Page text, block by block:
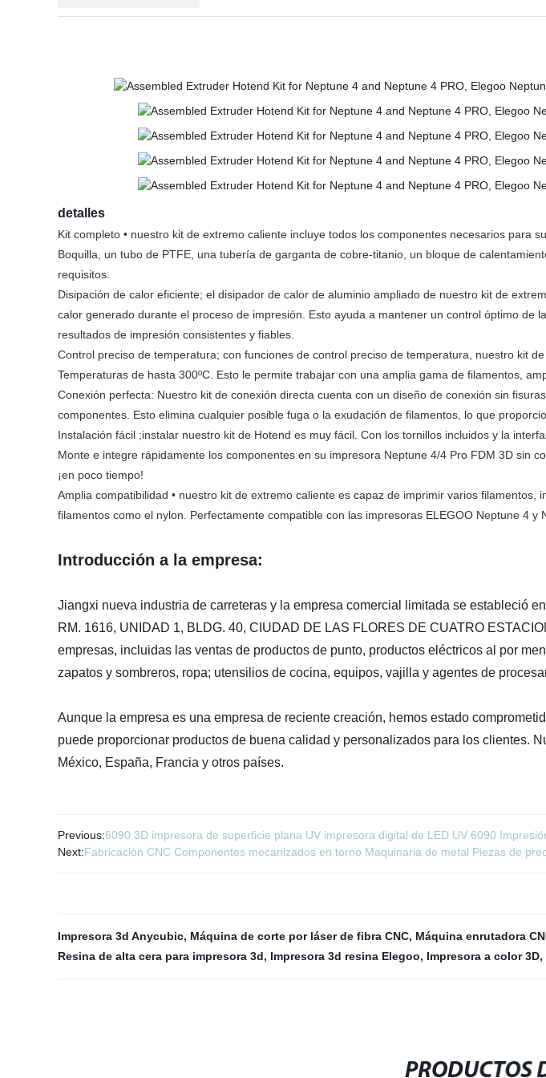
detalles
Kit completo • nuestro kit de extremo caliente incluye todos los componentes necesarios para
Boquilla, un tubo de PTFE, una tubería de garganta de cobre-titanio, un bloque de
requisitos.
Disipación de calor eficiente; el disipador de calor de aluminio ampliado de nuestro kit de
calor generado durante el proceso de impresión. Esto ayuda a mantener un control óptimo de
resultados de impresión consistentes y fiables.
Control preciso de temperatura; con funciones de control preciso de temperatura, nuestro kit
Temperaturas de hasta 300ºC. Esto le permite trabajar con una amplia gama de filamentos,
Conexión perfecta: Nuestro kit de conexión directa cuenta con un diseño de conexión sin
componentes. Esto elimina cualquier posible fuga o la exudación de filamentos, lo que
Instalación fácil ;instalar nuestro kit de Hotend es muy fácil. Con los tornillos incluidos y la
Monte e integre rápidamente los componentes en su impresora Neptune 4/4 Pro FDM 3D sin
¡en poco tiempo!
Amplia compatibilidad • nuestro kit de extremo caliente es capaz de imprimir varios filamentos,
filamentos como el nylon. Perfectamente compatible con las impresoras ELEGOO Neptune 4 y
Introducción a la empresa:
Jiangxi nueva industria de carreteras y la empresa comercial limitada se estableció
RM. 1616, UNIDAD 1, BLDG. 40, CIUDAD DE LAS FLORES DE CUATRO
empresas, incluidas las ventas de productos de punto, productos eléctricos al por
zapatos y sombreros, ropa; utensilios de cocina, equipos, vajilla y agentes de
Aunque la empresa es una empresa de reciente creación, hemos estado
puede proporcionar productos de buena calidad y personalizados para los clientes.
México, España, Francia y otros países.
Previous:6090 3D impresora de superficie plana UV impresora digital de LED UV 6090
Next:Fabricación CNC Componentes mecanizados en torno Maquinaria de metal Piezas de
Impresora 3d Anycubic, Máquina de corte por láser de fibra CNC, Máquina enrutadora
Resina de alta cera para impresora 3d, Impresora 3d resina Elegoo, Impresora a color 3D,
PRODUCTOS